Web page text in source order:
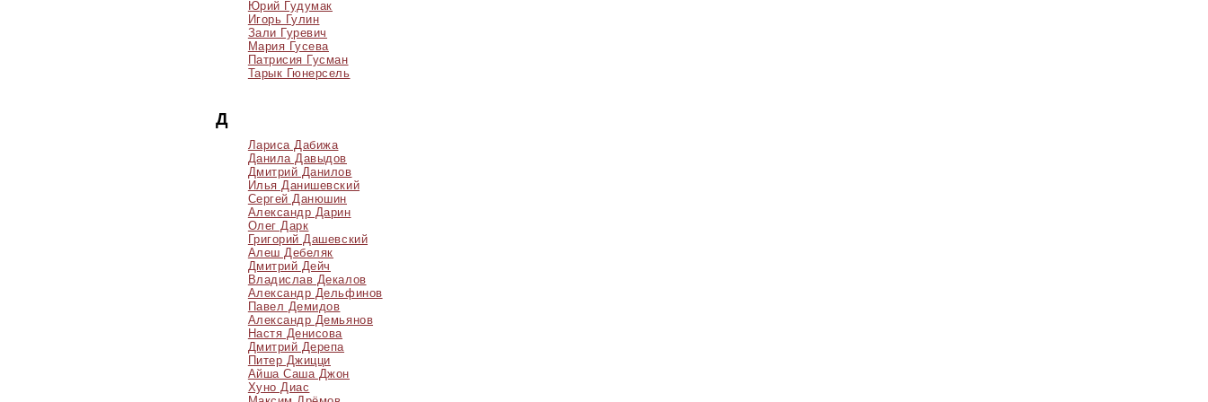
Юрий Гудумак
Игорь Гулин
Зали Гуревич
Мария Гусева
Патрисия Гусман
Тарык Гюнерсель
Д
Лариса Дабижа
Данила Давыдов
Дмитрий Данилов
Илья Данишевский
Сергей Данюшин
Александр Дарин
Олег Дарк
Григорий Дашевский
Алеш Дебеляк
Дмитрий Дейч
Владислав Декалов
Александр Дельфинов
Павел Демидов
Александр Демьянов
Настя Денисова
Дмитрий Дерепа
Питер Джицци
Айша Саша Джон
Хуно Диас